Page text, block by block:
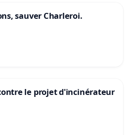
sauver Charleroi.
le projet d'incinérateur